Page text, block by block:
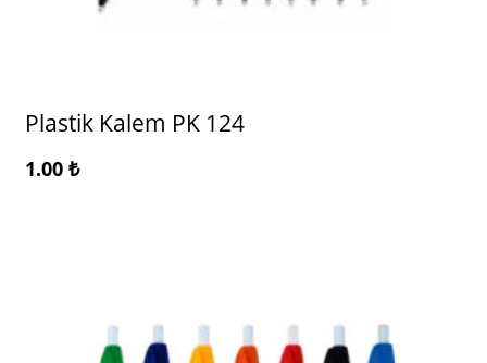
Plastik Kalem PK 124
1.00 ₺